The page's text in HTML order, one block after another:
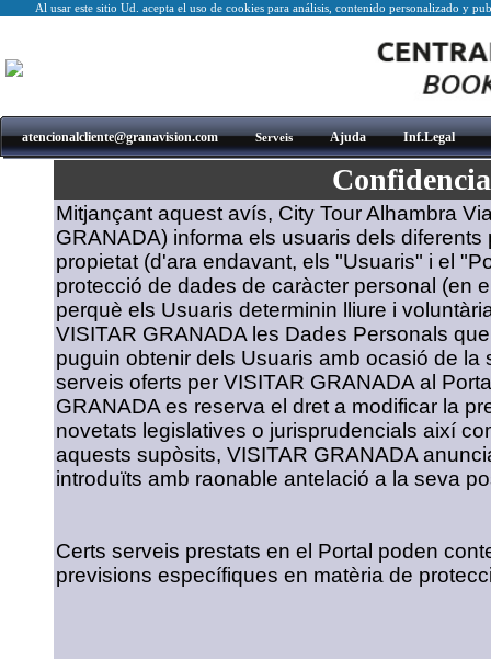
Al usar este sitio Ud. acepta el uso de cookies para análisis, contenido personalizado y
atencionalcliente@granavision.com Serveis Ajuda Inf.Legal
Mitjançant aquest avís, City Tour Alhambra
GRANADA) informa els usuaris dels
propietat (d'ara endavant, els "Usuaris" i el
protecció de dades de caràcter personal (en
perquè els Usuaris determinin lliure i
VISITAR GRANADA les Dades Personals
puguin obtenir dels Usuaris amb ocasió de
serveis oferts per VISITAR GRANADA al
GRANADA es reserva el dret a modificar la
novetats legislatives o jurisprudencials així
aquests supòsits, VISITAR GRANADA
introduïts amb raonable antelació a la seva
Certs serveis prestats en el Portal poden
previsions específiques en matèria de